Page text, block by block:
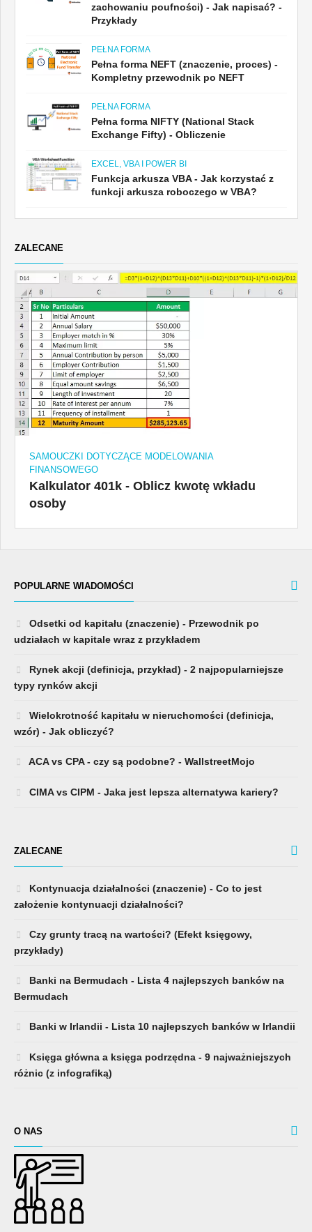
zachowaniu poufności) - Jak napisać? -
Przykłady
PEŁNA FORMA
Pełna forma NEFT (znaczenie, proces) -
Kompletny przewodnik po NEFT
PEŁNA FORMA
Pełna forma NIFTY (National Stack
Exchange Fifty) - Obliczenie
EXCEL, VBA I POWER BI
Funkcja arkusza VBA - Jak korzystać z
funkcji arkusza roboczego w VBA?
ZALECANE
SAMOUCZKI DOTYCZĄCE MODELOWANIA
FINANSOWEGO
Kalkulator 401k - Oblicz kwotę wkładu
osoby
POPULARNE WIADOMOŚCI
Odsetki od kapitału (znaczenie) - Przewodnik po
udziałach w kapitale wraz z przykładem
Rynek akcji (definicja, przykład) - 2 najpopularniejsze
typy rynków akcji
Wielokrotność kapitału w nieruchomości (definicja,
wzór) - Jak obliczyć?
ACA vs CPA - czy są podobne? - WallstreetMojo
CIMA vs CIPM - Jaka jest lepsza alternatywa kariery?
ZALECANE
Kontynuacja działalności (znaczenie) - Co to jest
założenie kontynuacji działalności?
Czy grunty tracą na wartości? (Efekt księgowy,
przykłady)
Banki na Bermudach - Lista 4 najlepszych banków na
Bermudach
Banki w Irlandii - Lista 10 najlepszych banków w Irlandii
Księga główna a księga podrzędna - 9 najważniejszych
różnic (z infografiką)
O NAS